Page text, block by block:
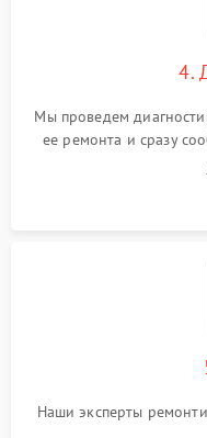
4.
Мы проведем
ее ремонта и сразу
Наши эксперты